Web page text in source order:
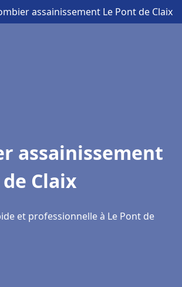
assainissement Le Pont de Claix
assainissement
Claix
et professionnelle à Le Pont de